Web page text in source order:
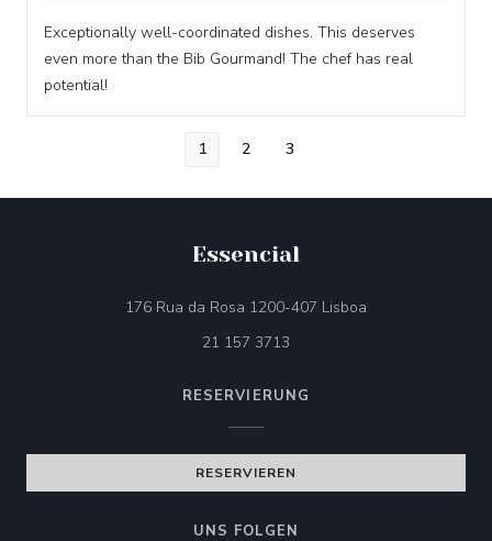
Exceptionally well-coordinated dishes. This deserves
even more than the Bib Gourmand! The chef has real
potential!
1 2 3
Essencial
176 Rua da Rosa 1200-407 Lisboa
21 157 3713
RESERVIERUNG
RESERVIEREN
UNS FOLGEN